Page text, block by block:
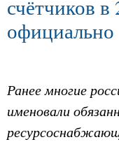
счётчиков в
официально
Ранее многие
именовали